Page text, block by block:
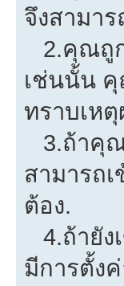
จึงสามา
2.คุณถูก
เช่นนั้น คุ
ทราบเหตุ
3.ถ้าคุณ
สามารถ
ต้อง.
4.ถ้ายัง
มีการตั้ง